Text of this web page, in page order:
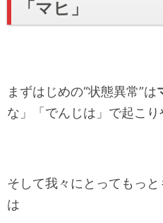
「マヒ」
まずはじめの“状態異常”は
な」「でんじは」で起こり
そして我々にとってもっ
は